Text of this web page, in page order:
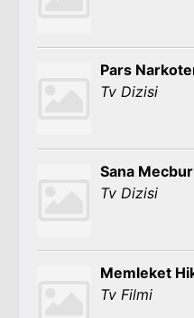
Pars
Tv Dizisi
Sana
Tv Dizisi
Memleket
Tv Filmi